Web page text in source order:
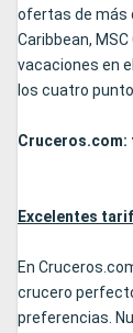
ofertas de más
Caribbean,
vacaciones en
los cuatro
Cruceros.com:
Excelentes
En
crucero
preferencias.